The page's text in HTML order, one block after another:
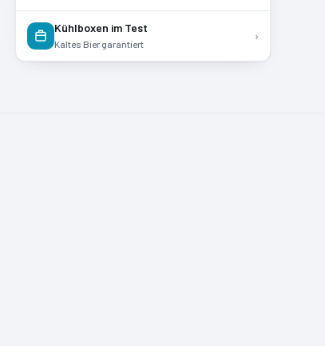
Kühlboxen im Test
Kaltes Bier garantiert
›